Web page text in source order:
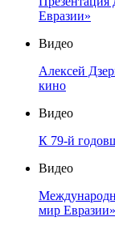
Евразии»
Видео
Алексей
кино
Видео
К 79-й
Видео
мир Евразии»